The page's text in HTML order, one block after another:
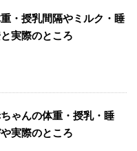
重・授乳間隔やミルク・睡
実際のところ
ちゃんの体重・授乳・睡
実際のところ